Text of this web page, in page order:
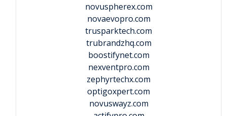
novuspherex.com
novaevopro.com
trusparktech.com
trubrandzhq.com
boostifynet.com
nexventpro.com
zephyrtechx.com
optigoxpert.com
novuswayz.com